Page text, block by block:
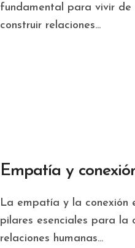
fundamental para vivir de
construir relaciones...
Empatía y
La empatía y la conexión emocional constituyen
pilares esenciales para la
relaciones humanas...